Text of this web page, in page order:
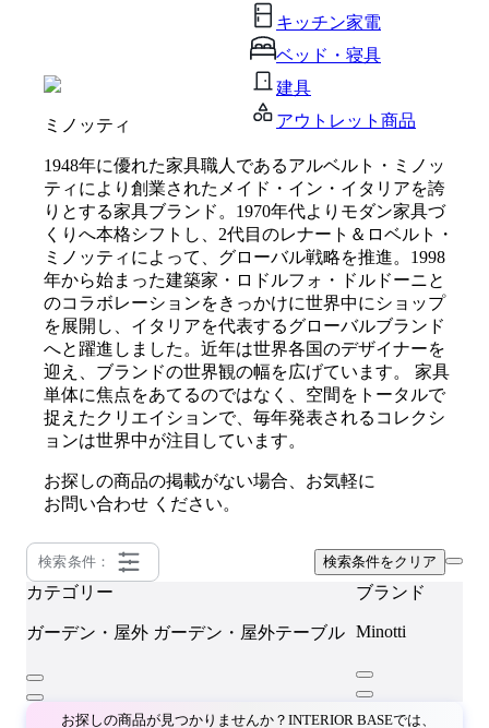
キッチン家電
ベッド・寝具
建具
アウトレット商品
ミノッティ
1948年に優れた家具職人であるアルベルト・ミノッ
ティにより創業されたメイド・イン・イタリアを誇
りとする家具ブランド。1970年代よりモダン家具づ
くりへ本格シフトし、2代目のレナート＆ロベルト・
ミノッティによって、グローバル戦略を推進。1998
年から始まった建築家・ロドルフォ・ドルドーニと
のコラボレーションをきっかけに世界中にショップ
を展開し、イタリアを代表するグローバルブランド
へと躍進しました。近年は世界各国のデザイナーを
迎え、ブランドの世界観の幅を広げています。 家具
単体に焦点をあてるのではなく、空間をトータルで
捉えたクリエイションで、毎年発表されるコレクシ
ョンは世界中が注目しています。
お探しの商品の掲載がない場合、お気軽に
お問い合わせ ください。
検索条件： 検索条件をクリア
カテゴリー
ガーデン・屋外 ガーデン・屋外テーブル
ブランド
Minotti
お探しの商品が見つかりませんか？INTERIOR BASEでは、